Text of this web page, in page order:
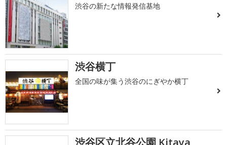
渋谷の新たな情報発信基地
渋谷横丁
全国の味が集う渋谷のにぎやか横丁
渋谷区立北谷公園 Kitaya